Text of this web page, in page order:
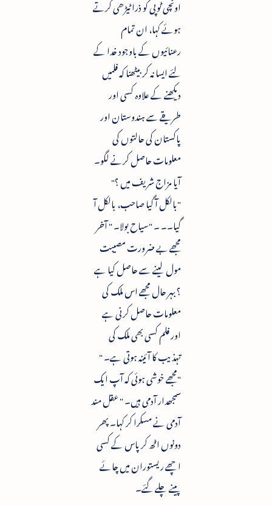
اونچی ٹوپی کو ذرا ٹیڑھی کرتے
ہوئے کہا، ان تمام
رعنائیوں کے باوجود خدا کے
لئے ایسا نہ کر بیٹھنا کہ فلمیں
دیکھنے کے علاوہ کسی اور
طریقے سے ہندوستان اور
پاکستان کی حالتوں کی
معلومات حاصل کرنے لگو۔
آیا مزاج شریف میں ؟"
"بالکل آ گیا صاحب، بالکل آ
گیا۔۔ ۔ "سیاح بولا۔ " آخر
مجھے بے ضرورت مصیبت
مول لینے سے حاصل کیا ہے
؟ بہر حال مجھے اس ملک کی
معلومات حاصل کرنی ہے
اور فلم کسی بھی ملک کی
تہذیب کا آئینہ ہوتی ہے۔ "
"مجھے خوشی ہوئی کہ آپ ایک
سمجھدار آدمی ہیں۔ " عقل مند
آدمی نے مسکرا کر کہا۔ پھر
دونوں اٹھ کر پاس کے کسی
اچھے ریستوران میں چائے
پینے چلے گئے۔